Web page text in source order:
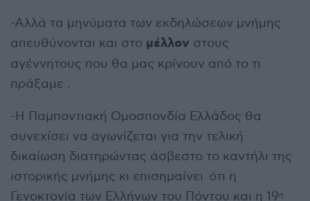
-Αλλά τα μηνύματα των εκδηλώσεων μνήμης
απευθύνονται και στο μέλλον στους
αγέννητους που θα μας κρίνουν από το τι
πράξαμε .
-Η Παμποντιακή Ομοσπονδία Ελλάδος θα
συνεχίσει να αγωνίζεται για την τελική
δικαίωση διατηρώντας άσβεστο το καντήλι της
ιστορικής μνήμης κι επισημαίνει ότι η
Γενοκτονία των Ελλήνων του Πόντου και η 19η